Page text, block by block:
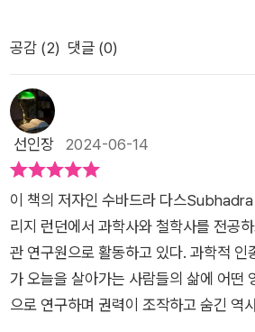
격적인 이야기를 들려주고 있으니 말이
것은 과학이다. 그런데 전혀 예상치 못했
떻게 사용되었는지에 대한 이야기가 우
유대인 학살로 이어졌기 때문이다. 인종
겉으로 보기에는 객관적인 과학적 진리
사회라는 곳 도처에서 보이는 사회적 불
답이 되어준다니... 커튼으로 가리고 있
한 듯한 기분이 들었다. 2장에서는 이론
육은 서로 다르다는 이야기로 시작해 중
넘어 교육의 핵심이 무엇인지에 이른다.
는데, 셰익스피어가 쓴 것으로 알려진 연
시야에서 사라져 버렸다고 했다. 소수의
람들의 삶이 고려되지 않는 것, 우리가 기
는 것이 실제 법이 작동하는 방식과 다르
고 있는 일이기에, 현 상황에 견주어 분노
다. 이 책을 읽으며 수많은 곳에 밑줄을
들추어보니 분노의(?) 별표와 느낌표도
것, 사람들의 정신도 식민지가 된다는
하나가 세상을, 세상을 바라보는 프레임
세상을 바라보는 방식, 또 서양 위주의 질
를 성찰해보기에도 좋은 책이었다.
루어져 있고 각 테마들의 소재가 가지고
성하게 뿜어져 나오는 듯합니다. ​​마치 한
속 이야기를 만나볼 수 있었습니다. 그리
허상을 꿰뚫는'다는 이 책의 부제처럼, 과
저자 '수바드라 다스'는 서구 중심주의와
철학 사상들을 기반으로 이야기를 풀어
삶과 지난 역사를 좀 더 철학적이고 깊은
고 생각할 거리를 많이 주는 책이었습니
을 한 장씩 넘겨보고 싶으신 분들께 적
로부터 책을 증정 받아 직접 읽고 주관적
섬에서 실행되고, 이후 버지니아주에서
강 화했다. 아프리카인이 더 못한 존재라
하 지 않고, 인종적으로 열등한 존재라고
노 예로 삼고 인간성을 말살시켜 재산으
할 수가 있었다. 식민주의자식민지의 경
가 제국 군대의 전투화 아래 젖겨 나가면
자신들의 ‘과학‘ 때문이라기보다는, 그
고났기 때문이라는 주장을 이어갔다.
럽 국가들이 과거의 식민지 에서 철수하
롭고 독립적인 국가로 남겨 두는 것처럼
오와 에드워드 사이드 같은 문화이론가
공감 (2) 댓글 (0)
선인장 2024-06-14
이 책의 저자인 수바드라 다스
리지 런던에서 과학사와 철학사를 전공
관 연구원으로 활동하고 있다. 과학적 인
가 오늘을 살아가는 사람들의 삶에 어떤
으로 연구하며 권력이 조작하고 숨긴 역